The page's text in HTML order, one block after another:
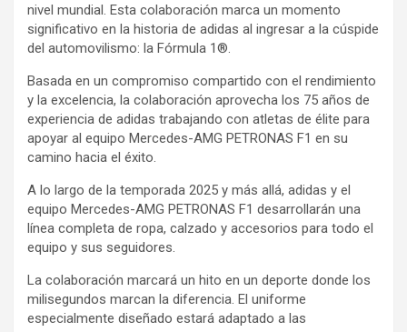
nivel mundial. Esta colaboración marca un momento
significativo en la historia de adidas al ingresar a la cúspide
del automovilismo: la Fórmula 1®.
Basada en un compromiso compartido con el rendimiento
y la excelencia, la colaboración aprovecha los 75 años de
experiencia de adidas trabajando con atletas de élite para
apoyar al equipo Mercedes-AMG PETRONAS F1 en su
camino hacia el éxito.
A lo largo de la temporada 2025 y más allá, adidas y el
equipo Mercedes-AMG PETRONAS F1 desarrollarán una
línea completa de ropa, calzado y accesorios para todo el
equipo y sus seguidores.
La colaboración marcará un hito en un deporte donde los
milisegundos marcan la diferencia. El uniforme
especialmente diseñado estará adaptado a las